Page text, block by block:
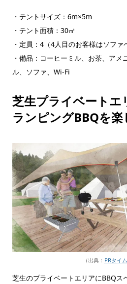
・テントサイズ：6m×5m
・テント面積：30㎡
・定員：4（4人目のお客様はソファ
・備品：コーヒーミル、お茶、アメ
ル、ソファ、Wi-Fi
芝生プライベートエ
ランピングBBQを楽
（出典： PRタイ
芝生のプライベートエリアにBBQス